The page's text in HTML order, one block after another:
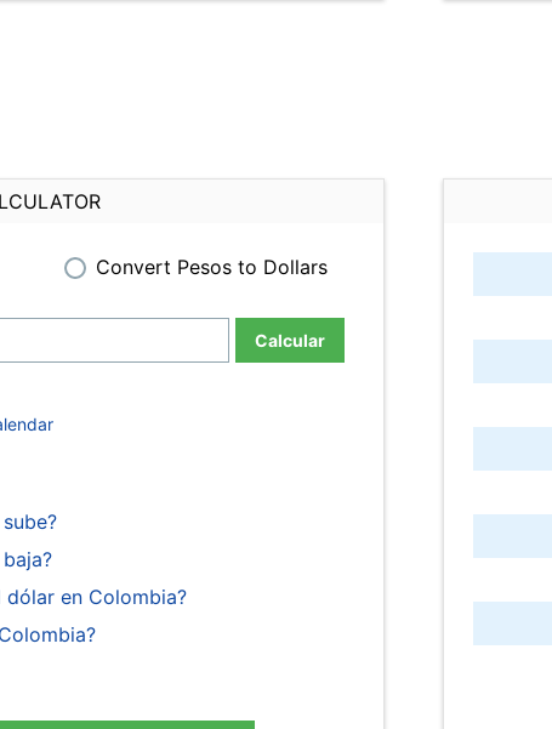
Convert Pesos to Dollars
Calcular
dólar en Colombia?